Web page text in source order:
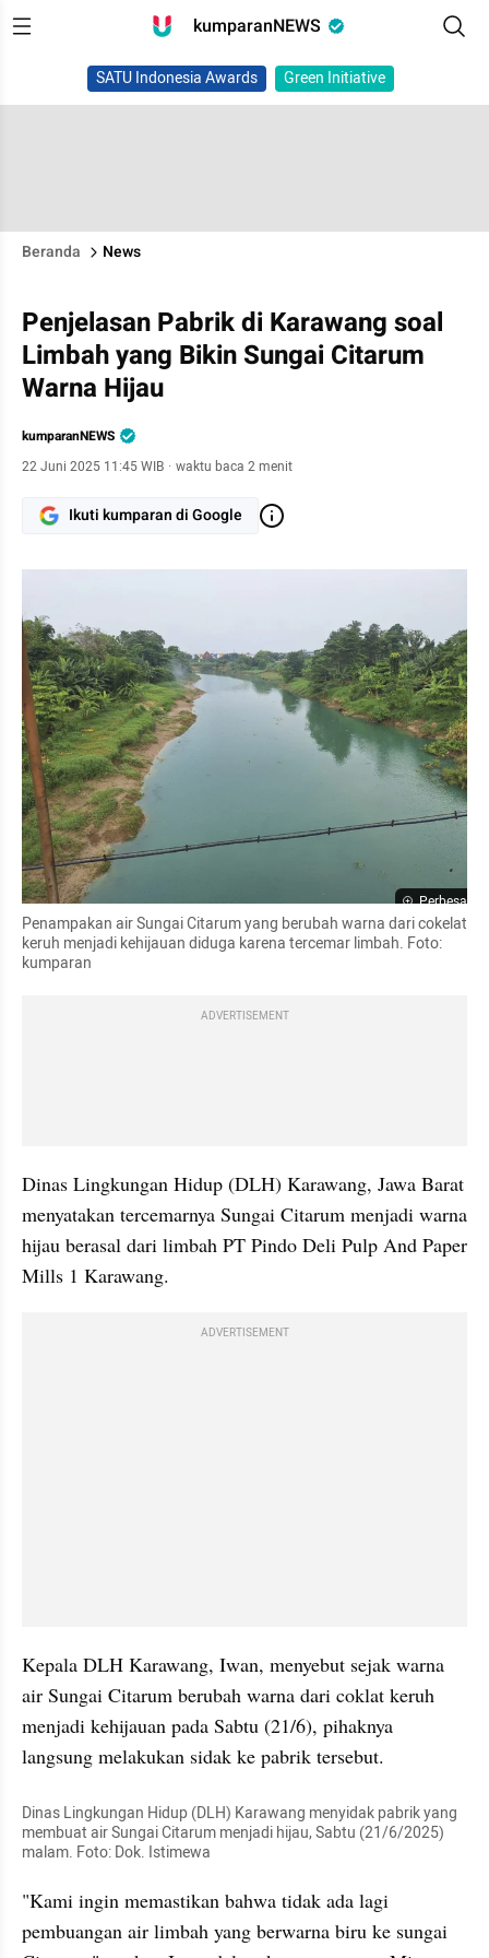
kumparanNEWS
SATU Indonesia Awards Green Initiative
Beranda News
Penjelasan Pabrik di Karawang soal
Limbah yang Bikin Sungai Citarum
Warna Hijau
kumparanNEWS
22 Juni 2025 11:45 WIB · waktu baca 2 menit
Ikuti kumparan di Google
Perbesar
Penampakan air Sungai Citarum yang berubah warna dari cokelat
keruh menjadi kehijauan diduga karena tercemar limbah. Foto:
kumparan
ADVERTISEMENT
Dinas Lingkungan Hidup (DLH) Karawang, Jawa Barat
menyatakan tercemarnya Sungai Citarum menjadi warna
hijau berasal dari limbah PT Pindo Deli Pulp And Paper
Mills 1 Karawang.
ADVERTISEMENT
Kepala DLH Karawang, Iwan, menyebut sejak warna
air Sungai Citarum berubah warna dari coklat keruh
menjadi kehijauan pada Sabtu (21/6), pihaknya
langsung melakukan sidak ke pabrik tersebut.
Dinas Lingkungan Hidup (DLH) Karawang menyidak pabrik yang
membuat air Sungai Citarum menjadi hijau, Sabtu (21/6/2025)
malam. Foto: Dok. Istimewa
"Kami ingin memastikan bahwa tidak ada lagi
pembuangan air limbah yang berwarna biru ke sungai